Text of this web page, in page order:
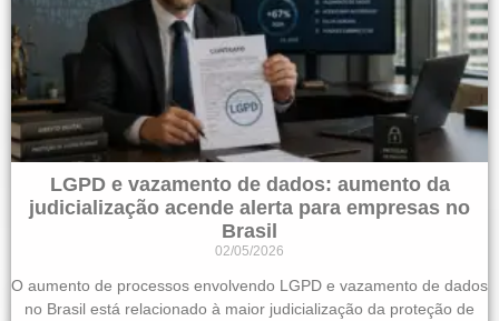
LGPD e vazamento de dados: aumento da
judicialização acende alerta para empresas no
Brasil
02/05/2026
O aumento de processos envolvendo LGPD e vazamento de dados
no Brasil está relacionado à maior judicialização da proteção de